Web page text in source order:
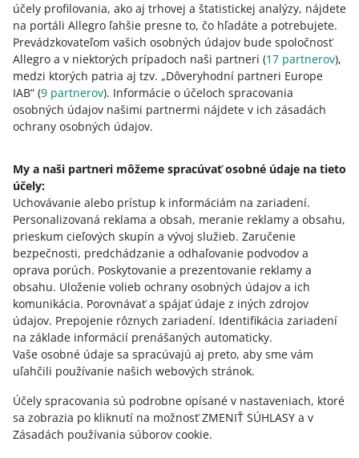
účely profilovania, ako aj trhovej a štatistickej analýzy, nájdete
na portáli Allegro ľahšie presne to, čo hľadáte a potrebujete.
Prevádzkovateľom vašich osobných údajov bude spoločnosť
Allegro a v niektorých prípadoch naši partneri (17 partnerov),
medzi ktorých patria aj tzv. „Dôveryhodní partneri Europe
IAB“ (9 partnerov). Informácie o účeloch spracovania
osobných údajov našimi partnermi nájdete v ich zásadách
ochrany osobných údajov.
My a naši partneri môžeme spracúvať osobné údaje na tieto
účely:
Uchovávanie alebo prístup k informáciám na zariadení.
Personalizovaná reklama a obsah, meranie reklamy a obsahu,
prieskum cieľových skupín a vývoj služieb. Zaručenie
bezpečnosti, predchádzanie a odhaľovanie podvodov a
oprava porúch. Poskytovanie a prezentovanie reklamy a
obsahu. Uloženie volieb ochrany osobných údajov a ich
komunikácia. Porovnávať a spájať údaje z iných zdrojov
údajov. Prepojenie rôznych zariadení. Identifikácia zariadení
na základe informácií prenášaných automaticky.
Vaše osobné údaje sa spracúvajú aj preto, aby sme vám
uľahčili používanie našich webových stránok.
Účely spracovania sú podrobne opísané v nastaveniach, ktoré
sa zobrazia po kliknutí na možnosť ZMENIŤ SÚHLASY a v
Zásadách používania súborov cookie.
Táto stránka je dostupná aj v iných jazykoch
o allegro.pl
polski
čeština
English
slovenčina
o allegro.cz
polski
čeština
English
slovenčina
o allegro.sk
polski